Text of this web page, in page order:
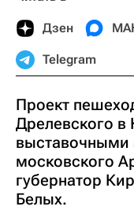
Дзен
Telegram
Проект
Дрелевского
выставочными
московского
губернатор
Белых.